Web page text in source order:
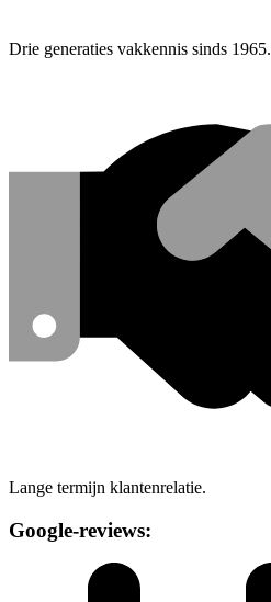
Drie generaties vakkennis sinds 1965.
Lange termijn klantenrelatie.
Google-reviews: